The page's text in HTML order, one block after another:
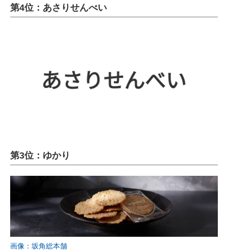
第4位：あさりせんべい
第3位：ゆかり
画像：坂角総本舗